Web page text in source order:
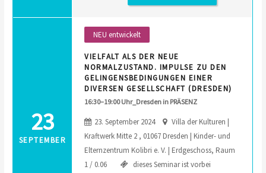
23
SEPTEMBER
NEU entwickelt
VIELFALT ALS DER NEUE
NORMALZUSTAND. IMPULSE ZU DEN
GELINGENSBEDINGUNGEN EINER
DIVERSEN GESELLSCHAFT (DRESDEN)
16:30–19:00 Uhr_Dresden in PRÄSENZ
23. September 2024
Villa der Kulturen |
Kraftwerk Mitte 2 , 01067 Dresden | Kinder- und
Elternzentrum Kolibri e. V. | Erdgeschoss, Raum
1 / 0.06
dieses Seminar ist vorbei